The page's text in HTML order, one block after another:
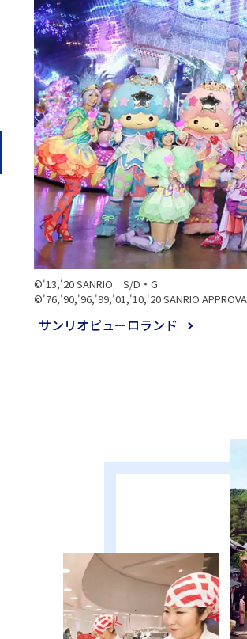
©'13,'20 SANRIO S/D・G
©'76,'90,'96,'99,'01,'10,'20 SANRIO
サンリオピューロランド